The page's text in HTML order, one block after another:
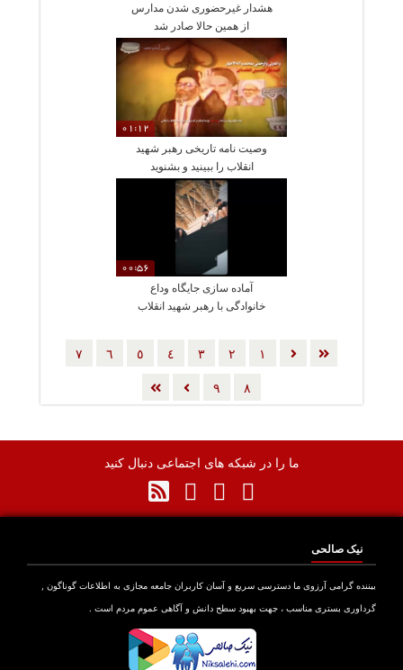
هشدار غیرحضوری شدن مدارس
از همین حالا صادر شد
01:12
وصیت نامه تاریخی رهبر شهید
انقلاب را ببینید و بشنوید
00:56
آماده سازی جایگاه وداع
خانوادگی با رهبر شهید انقلاب
١ ٢ ٣ ٤ ٥ ٦ ٧
٨ ٩
ما را در شبکه های اجتماعی دنبال کنید
نیک صالحی
بیننده گرامی آرزوی ما دسترسی سریع و آسان کاربران جامعه مجازی به اطلاعات گوناگون ,
گرداوری بستری مناسب ، جهت بهبود سطح دانش و آگاهی عموم مردم است .